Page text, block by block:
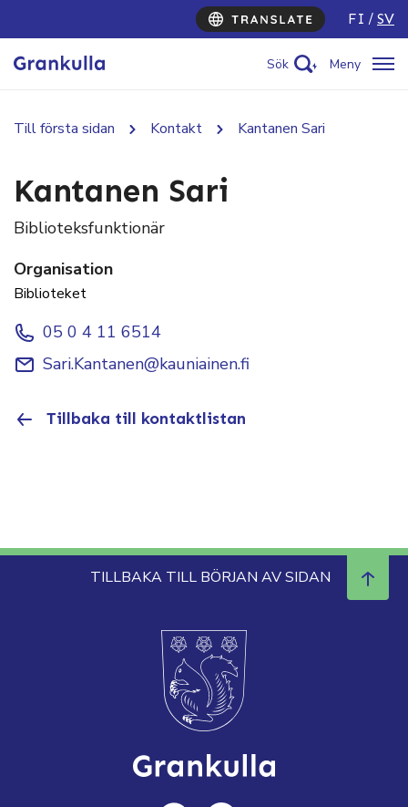
FI SV
Sök Meny
Till första sidan Kontakt Kantanen Sari
Kantanen Sari
Biblioteksfunktionär
Organisation
Biblioteket
05 0 4 11 6514
Sari.Kantanen@kauniainen.fi
Tillbaka till kontaktlistan
TILLBAKA TILL BÖRJAN AV SIDAN